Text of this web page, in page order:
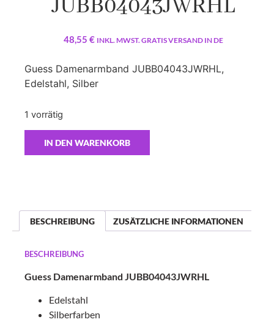
JUBB04043JWRHL
48,55 € INKL. MWST. GRATIS VERSAND IN DE
Guess Damenarmband JUBB04043JWRHL,
Edelstahl, Silber
1 vorrätig
IN DEN WARENKORB
BESCHREIBUNG ZUSÄTZLICHE INFORMATIONEN
BESCHREIBUNG
Guess Damenarmband JUBB04043JWRHL
Edelstahl
Silberfarben